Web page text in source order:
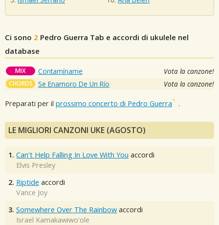
Ci sono 2 Pedro Guerra Tab e accordi di ukulele nel
database
MIX Contamíname Vota la canzone!
CHORDS Se Enamoro De Un Río Vota la canzone!
Preparati per il prossimo concerto di Pedro Guerra .
LE MIGLIORI CANZONI UKE (AGOSTO)
1. Can't Help Falling In Love With You accordi
Elvis Presley
2. Riptide accordi
Vance Joy
3. Somewhere Over The Rainbow accordi
Israel Kamakawiwo'ole